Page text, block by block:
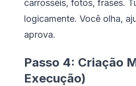
carrosséis, fotos, frases.
logicamente. Você olha,
aprova.
Passo 4: Criação
Execução)